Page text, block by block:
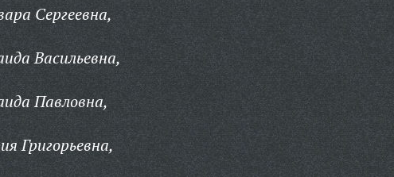
Сергеевна,
Васильевна,
Павловна,
Григорьевна,